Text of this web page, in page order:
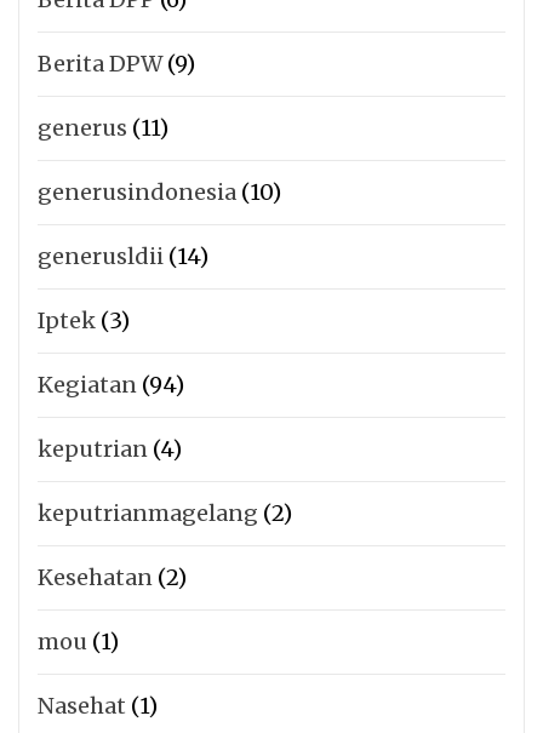
Berita DPW(9)
generus (11)
generusindonesia (10)
generusldii (14)
Iptek (3)
Kegiatan (94)
keputrian (4)
keputrianmagelang (2)
Kesehatan (2)
mou (1)
Nasehat (1)